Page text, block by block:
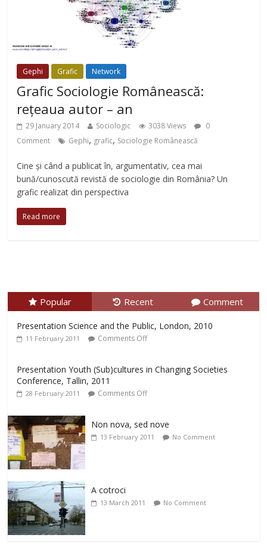
Gephi Grafic Network
Grafic Sociologie Românească:
rețeaua autor – an
29 January 2014 Sociologic 3038 Views
0
Comment
Gephi, grafic, Sociologie Românească
Cine și când a publicat în, argumentativ, cea mai
bună/cunoscută revistă de sociologie din România? Un
grafic realizat din perspectiva
Read more
Popular Recent Comment
Presentation Science and the Public, London, 2010
11 February 2011 Comments Off
Presentation Youth (Sub)cultures in Changing Societies
Conference, Tallin, 2011
28 February 2011 Comments Off
Non nova, sed nove
13 February 2011 No Comment
A cotroci
13 March 2011 No Comment